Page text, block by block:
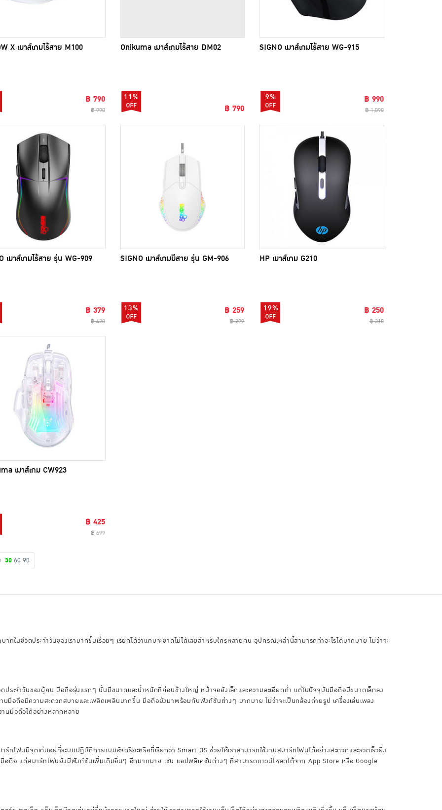
X เมาส์เกมไร้สาย M100
฿ 790
฿ 990
Onikuma เมาส์เกมไร้สาย DM02
11%
฿ 790
SIGNO เมาส์เกมไร้สาย WG-915
9% ฿ 990
฿ 1,090
เมาส์เกมไร้สาย รุ่น WG-909
฿ 379
฿ 420
SIGNO เมาส์เกมมีสาย รุ่น GM-906
13% ฿ 259
฿ 299
HP เมาส์เกม G210
19% ฿ 250
฿ 310
เมาส์เกม CW923
฿ 425
฿ 699
30 60 90
นชีวิตประจำวันของเรามากขึ้นเรื่อยๆ เรียกได้ว่าแทบจะขาดไม่ได้เลยสำหรับใครหลายคน อุปกรณ์เหล่านี้สามารถทำอะไรได้มากมาย ไม่ว่าจะ
ระจำวันของผู้คน มือถือรุ่นแรกๆ นั้นมีขนาดและน้ำหนักที่ค่อนข้างใหญ่ หน้าจอยังเล็กและความละเอียดต่ำ แต่ในปัจจุบันมือถือมีขนาดเล็กลง
นมือถือมีความสะดวกสบายและเพลิดเพลินมากขึ้น มือถือยังมาพร้อมกับฟังก์ชันต่างๆ มากมาย ไม่ว่าจะเป็นกล้องถ่ายรูป เครื่องเล่นเพลง
นมือถือได้อย่างหลากหลาย
ฟนมีจุดเด่นอยู่ที่ระบบปฏิบัติการแบบอัจฉริยะหรือที่เรียกว่า Smart OS ช่วยให้เราสามารถใช้งานสมาร์ทโฟนได้อย่างสะดวกและรวดเร็วยิ่ง
ถือ แต่สมาร์ทโฟนยังมีฟังก์ชันเพิ่มเติมอื่นๆ อีกมากมาย เช่น แอปพลิเคชันต่างๆ ที่สามารถดาวน์โหลดได้จาก App Store หรือ Google